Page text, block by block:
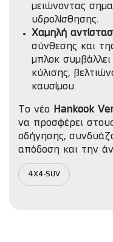
μειώνοντας
υδρολίσθησης.
Χαμηλή
σύνθεσης και
μπλοκ
κύλισης,
καυσίμου.
Το νέο Hankook
να προσφέρει
οδήγησης,
απόδοση και την
4X4-SUV